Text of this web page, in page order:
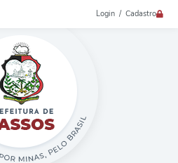
Login / Cadastro